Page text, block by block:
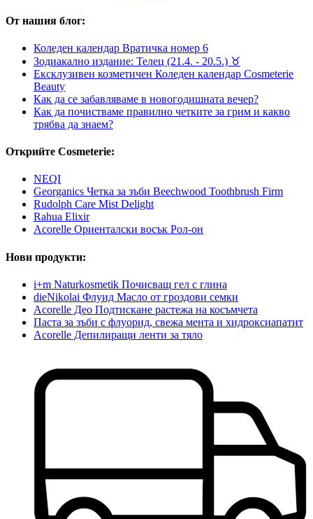
От нашия блог:
Коледен календар Вратичка номер 6
Зодиакално издание: Телец (21.4. - 20.5.) ♉︎
Ексклузивен козметичен Коледен календар Cosmeterie
Beauty
Как да се забавляваме в новогодишната вечер?
Как да почистваме правилно четките за грим и какво
трябва да знаем?
Открийте Cosmeterie:
NEQI
Georganics Четка за зъби Beechwood Toothbrush Firm
Rudolph Care Mist Delight
Rahua Elixir
Acorelle Ориенталски восък Рол-он
Нови продукти:
i+m Naturkosmetik Почисващ гел с глина
dieNikolai Флуид Масло от гроздови семки
Acorelle Део Подтискане растежа на косъмчета
Паста за зъби с флуорид, свежа мента и хидроксиапатит
Acorelle Депилиращи ленти за тяло